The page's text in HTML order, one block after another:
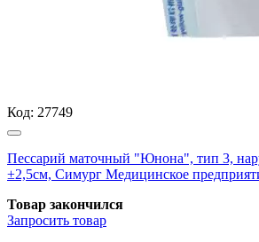
Код: 27749
Пессарий маточный "Юнона", тип 3,
±2,5см, Симург Медицинское
Товар закончился
Запросить товар